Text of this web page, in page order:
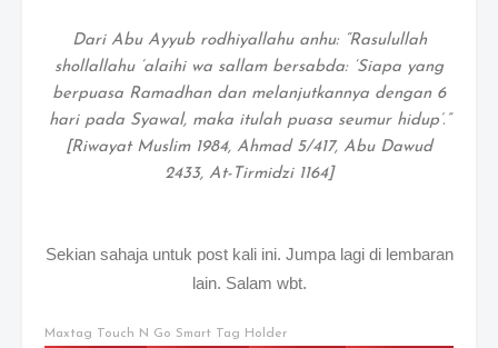
Dari Abu Ayyub rodhiyallahu anhu: “Rasulullah
shollallahu ‘alaihi wa sallam bersabda: ‘Siapa yang
berpuasa Ramadhan dan melanjutkannya dengan 6
hari pada Syawal, maka itulah puasa seumur hidup’.”
[Riwayat Muslim 1984, Ahmad 5/417, Abu Dawud
2433, At-Tirmidzi 1164]
Sekian sahaja untuk post kali ini. Jumpa lagi di lembaran
lain. Salam wbt.
Maxtag Touch N Go Smart Tag Holder